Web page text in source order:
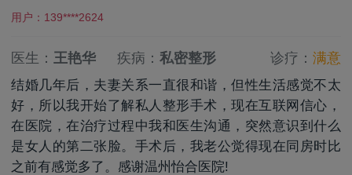
用户：139****2624
医生： 王艳华 疾病：私密整形 诊疗： 满意
结婚几年后，夫妻关系一直很和谐，但性生活感觉不太
好，所以我开始了解私人整形手术，现在互联网信心，
在医院，在治疗过程中我和医生沟通，突然意识到什么
是女人的第二张脸。手术后，我老公觉得现在同房时比
之前有感觉多了。感谢温州怡合医院!